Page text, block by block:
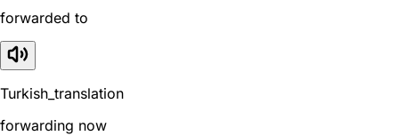
forwarded to
Turkish_translation
forwarding now